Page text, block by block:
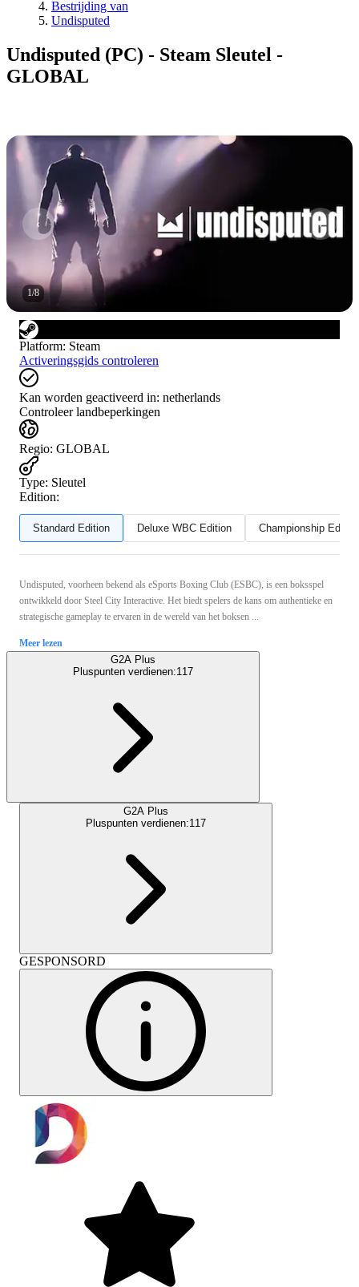
Bestrijding van
Undisputed
Undisputed (PC) - Steam Sleutel -
GLOBAL
1/8
Platform: Steam
Activeringsgids controleren
Kan worden geactiveerd in: netherlands
Controleer landbeperkingen
Regio: GLOBAL
Type: Sleutel
Edition:
Standard Edition Deluxe WBC Edition Championship Edition
Undisputed, voorheen bekend als eSports Boxing Club (ESBC), is een boksspel
ontwikkeld door Steel City Interactive. Het biedt spelers de kans om authentieke en
strategische gameplay te ervaren in de wereld van het boksen ...
Meer lezen
G2A Plus
Pluspunten verdienen:117
G2A Plus
Pluspunten verdienen:117
GESPONSORD